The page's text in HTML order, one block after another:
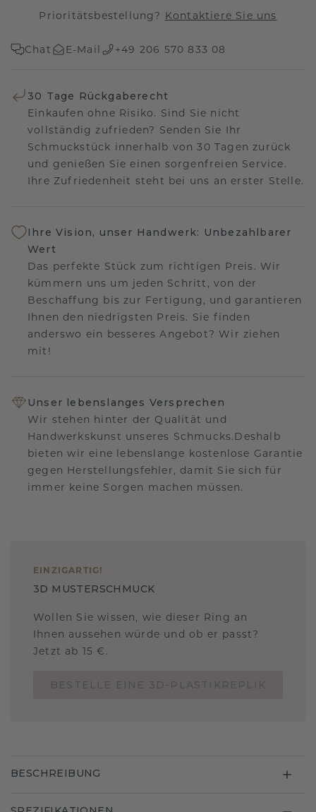
Prioritätsbestellung? Kontaktiere Sie uns
Chat E-Mail +49 206 570 833 08
30 Tage Rückgaberecht
Einkaufen ohne Risiko. Sind Sie nicht
vollständig zufrieden? Senden Sie Ihr
Schmuckstück innerhalb von 30 Tagen zurück
und genießen Sie einen sorgenfreien Service.
Ihre Zufriedenheit steht bei uns an erster Stelle.
Ihre Vision, unser Handwerk: Unbezahlbarer
Wert
Das perfekte Stück zum richtigen Preis. Wir
kümmern uns um jeden Schritt, von der
Beschaffung bis zur Fertigung, und garantieren
Ihnen den niedrigsten Preis. Sie finden
anderswo ein besseres Angebot? Wir ziehen
mit!
Unser lebenslanges Versprechen
Wir stehen hinter der Qualität und
Handwerkskunst unseres Schmucks.Deshalb
bieten wir eine lebenslange kostenlose Garantie
gegen Herstellungsfehler, damit Sie sich für
immer keine Sorgen machen müssen.
EINZIGARTIG !
3D MUSTERSCHMUCK
Wollen Sie wissen, wie dieser Ring an
Ihnen aussehen würde und ob er passt?
Jetzt ab 15 €.
BESCHREIBUNG